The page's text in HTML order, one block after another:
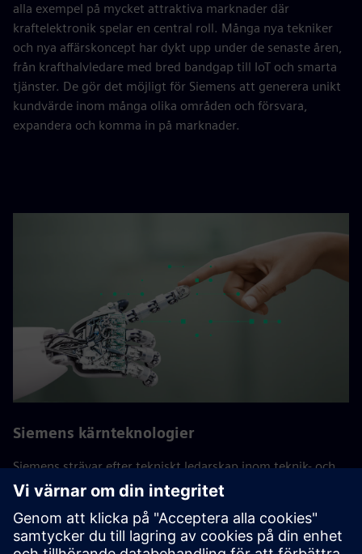
alla exempel på mycket attraktiva marknader där
kraftelektronik spelar en central roll. Många nya tekniker
och nya affärskoncept har dykt upp under de senaste åren,
från krafthalvledare med bred bandgap till IoT och smarta
tjänster. De gör det möjligt för Siemens att generera unikt
kundvärde inom många olika områden och försvara,
expandera och komma in på marknader.
Siemens kärnteknologier
Siemens strävar efter tekniskt ledarskap inom teknik- och
innovationsområden som är av avgörande betydelse för
företaget. Dessa kärnteknologier är avgörande för Siemens
och dess kunders långsiktiga framgång. Experter från den
globala forskningsavdelningen för teknik och de olika